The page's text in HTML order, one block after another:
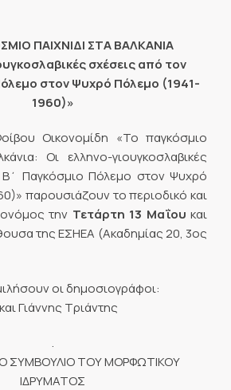
ΠΑΙΧΝΙΔΙ ΣΤΑ ΒΑΛΚΑΝΙΑ
σχέσεις από τον
στον Ψυχρό Πόλεμο (1941-
1960)»
Οικονομίδη «Το παγκόσμιο
Οι ελληνο-γιουγκοσλαβικές
Παγκόσμιο Πόλεμο στον Ψυχρό
παρουσιάζουν το περιοδικό και
την Τετάρτη 13 Μαΐου και
της ΕΣΗΕΑ (Ακαδημίας 20, 3ος
οι δημοσιογράφοι:
Γιάννης Τριάντης
.
ΣΥΜΒΟΥΛΙΟ ΤΟΥ ΜΟΡΦΩΤΙΚΟΥ
ΙΔΡΥΜΑΤΟΣ